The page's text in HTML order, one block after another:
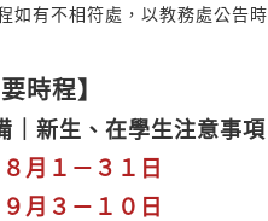
如有不相符處，以教務處公告
時程】
｜新生、在學生注意事項
８月１－３１日
９月３－１０日